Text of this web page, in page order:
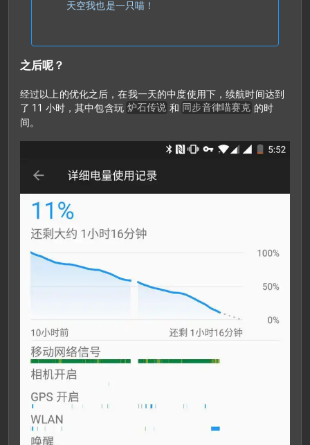
天空我也是一只喵！
之后呢？
经过以上的优化之后，在我一天的中度使用下，续航时间达到
了 11 小时，其中包含玩 炉石传说 和 同步音律喵赛克 的时
间。